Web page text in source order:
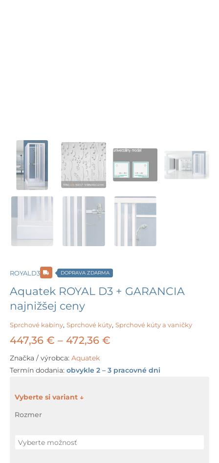
ROYALD3 DOPRAVA ZDARMA
Aquatek ROYAL D3 + GARANCIA
najnižšej ceny
Sprchové kabíny, Sprchové kúty, Sprchové kúty a vaničky
447,36 € – 472,36 €
447,36 €
Značka / výrobca: Aquatek
Termín dodania: obvykle 2 – 3 pracovné dni
Rozmer
množstvo